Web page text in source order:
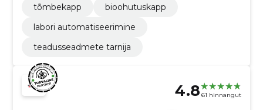
tõmbekapp
bioohutuskapp
labori automatiseerimine
teadusseadmete tarnija
4.8 61 hinnangut